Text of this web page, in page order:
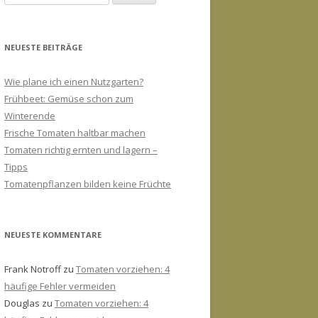
nach:
NEUESTE BEITRÄGE
Wie plane ich einen Nutzgarten?
Frühbeet: Gemüse schon zum
Winterende
Frische Tomaten haltbar machen
Tomaten richtig ernten und lagern –
Tipps
Tomatenpflanzen bilden keine Früchte
NEUESTE KOMMENTARE
Frank Notroffzu Tomaten vorziehen: 4
häufige Fehler vermeiden
Douglas zu Tomaten vorziehen: 4